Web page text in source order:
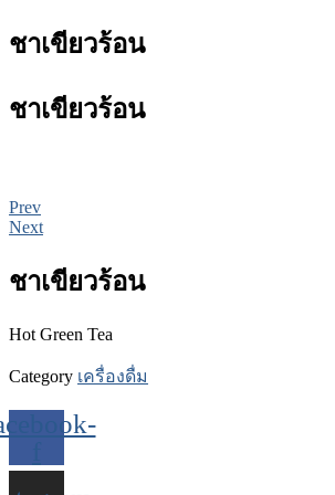
ชาเขียวร้อน
ชาเขียวร้อน
Prev
Next
ชาเขียวร้อน
Hot Green Tea
Category เครื่องดื่ม